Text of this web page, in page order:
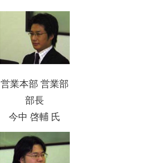
営業本部 営業部
部長
今中 啓輔 氏